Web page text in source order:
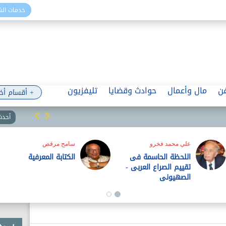
خدمات
+ أقسام مال وأعمال حوادث وقضايا تليفزيون
أشرف